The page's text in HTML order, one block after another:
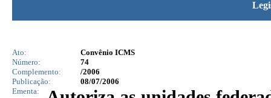
Ato:
Convênio ICMS
Número:
74
Complemento:
/2006
Publicação:
08/07/2006
Ementa: